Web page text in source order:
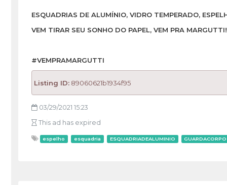
ESQUADRIAS DE ALUMÍNIO, VIDRO TEMPERADO,
VEM TIRAR SEU SONHO DO PAPEL, VEM PRA MARGUTTI!
#VEMPRAMARGUTTI
Listing ID:89060621b1934f95
03/29/2021 15:23
This ad has expired
espelho esquadria ESQUADRIADEALUMINIO GUARDACORPO